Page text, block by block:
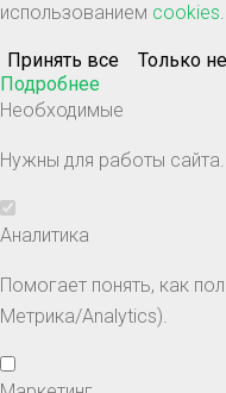
использованием cookies.
Принять все Только
Подробнее
Необходимые
Нужны для работы
Аналитика
Помогает понять, как
Метрика/Analytics).